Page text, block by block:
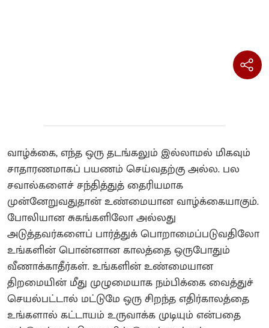
வாழ்க்கை, எந்த ஒரு தடங்கலும் இல்லாமல் மிகவும்
சாதாரணமாகப் பயணம் செய்வதற்கு அல்ல. பல
சவால்களைச் சந்தித்துத் தைரியமாக
முன்னேறுவதுதான் உண்மையான வாழ்க்கையாகும்.
போலியான சுகங்களிலோ அல்லது
அடுத்தவர்களைப் பார்த்துக் பொறாமைப்படுவதிலோ
உங்களின் பொன்னான காலத்தை ஒருபோதும்
வீணாக்காதீர்கள். உங்களின் உண்மையான
திறமையின் மீது முழுமையாக நம்பிக்கை வைத்துச்
செயல்பட்டால் மட்டுமே ஒரு சிறந்த எதிர்காலத்தை
உங்களால் கட்டாயம் உருவாக்க முடியும் என்பதை